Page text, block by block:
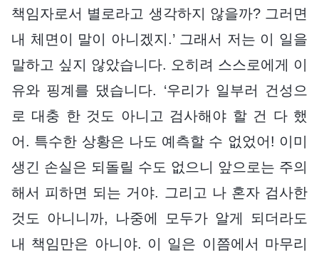
책임자로서 별로라고 생각하지 않을까? 그러면
내 체면이 말이 아니겠지.’ 그래서 저는 이 일을
말하고 싶지 않았습니다. 오히려 스스로에게 이
유와 핑계를 댔습니다. ‘우리가 일부러 건성으
로 대충 한 것도 아니고 검사해야 할 건 다 했
어. 특수한 상황은 나도 예측할 수 없었어! 이미
생긴 손실은 되돌릴 수도 없으니 앞으로는 주의
해서 피하면 되는 거야. 그리고 나 혼자 검사한
것도 아니니까, 나중에 모두가 알게 되더라도
내 책임만은 아니야. 이 일은 이쯤에서 마무리